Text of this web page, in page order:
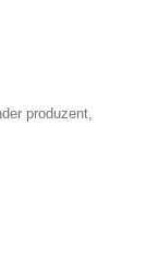
produzent,